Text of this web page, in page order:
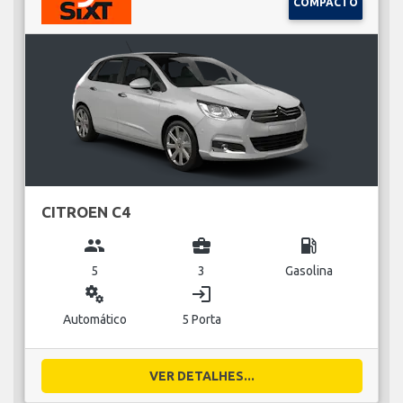
CITROEN C4
group
5
business_center
3
local_gas_station
Gasolina
miscellaneous_services
Automático
login
5 Porta
VER DETALHES...